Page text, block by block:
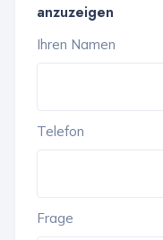
anzuzeigen
Ihren Namen
Telefon
Frage